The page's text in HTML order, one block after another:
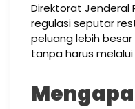
Direktorat Jenderal
regulasi seputar
peluang lebih
tanpa harus